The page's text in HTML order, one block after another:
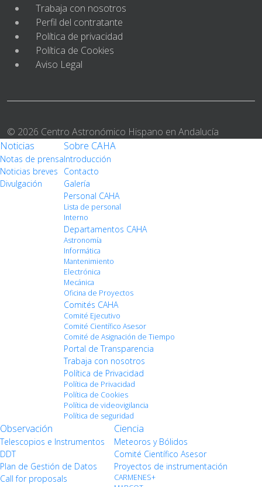
Trabaja con nosotros
Perfil del contratante
Política de privacidad
Política de Cookies
Aviso Legal
© 2026 Centro Astronómico Hispano en Andalucía
Noticias
Notas de prensa
Noticias breves
Divulgación
Sobre CAHA
Introducción
Contacto
Galería
Personal CAHA
Lista de personal
Interno
Departamentos CAHA
Astronomía
Informática
Mantenimiento
Electrónica
Mecánica
Oficina de Proyectos
Comités CAHA
Comité Ejecutivo
Comité Científico Asesor
Comité de Asignación de Tiempo
Portal de Transparencia
Trabaja con nosotros
Política de Privacidad
Política de Privacidad
Política de Cookies
Política de videovigilancia
Política de seguridad
Observación
Telescopios e Instrumentos
DDT
Plan de Gestión de Datos
Call for proposals
Ciencia
Meteoros y Bólidos
Comité Científico Asesor
Proyectos de instrumentación
CARMENES+